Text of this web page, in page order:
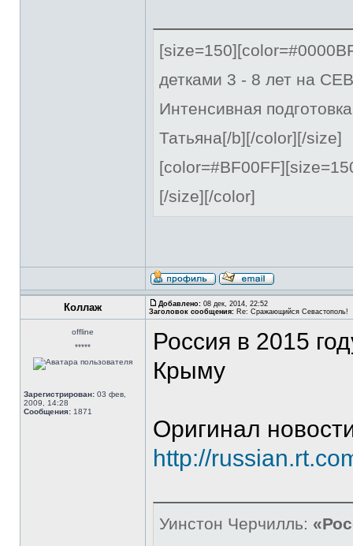
детками 3 - 8 лет на
Интенсивная
Татьяна[/b][/color][/size]
[/size][/color]
Коллаж Добавлено: 08 дек, 2014, 22:52
Заголовок сообщения: Re: Сражающийся Севастополь!
offline
*****
Зарегистрирован: 03 фев,
2009, 14:28
Сообщения: 1871
​Россия в 2015
Крыму
Оригинал
http://
Уинстон Черчилль: